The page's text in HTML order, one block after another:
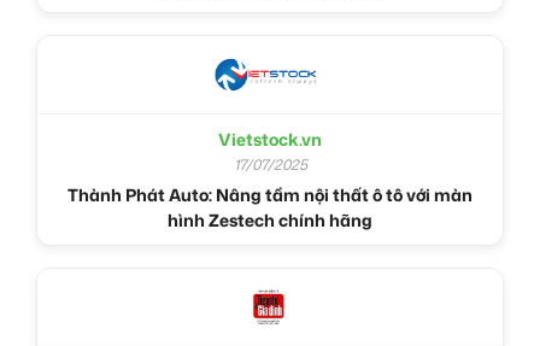
Vietstock.vn
17/07/2025
Thành Phát Auto: Nâng tầm nội thất ô tô với màn
hình Zestech chính hãng